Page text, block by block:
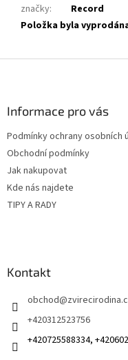
značky:
Record
Položka byla
Informace pro vás
Podmínky ochrany osobních
Obchodní podmínky
Jak nakupovat
Kde nás najdete
TIPY A RADY
Kontakt
obchod@
+420312523756
+420725588334,